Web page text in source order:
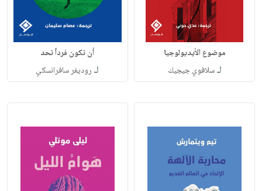
موضوع الأيديولوجيا
لـسلافوي جيجيك
أن تكون فرداً تحد
لـ روديغر سافرانسكي